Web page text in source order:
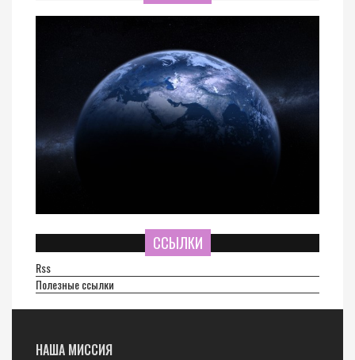
ССЫЛКИ
Rss
Полезные ссылки
НАША МИССИЯ